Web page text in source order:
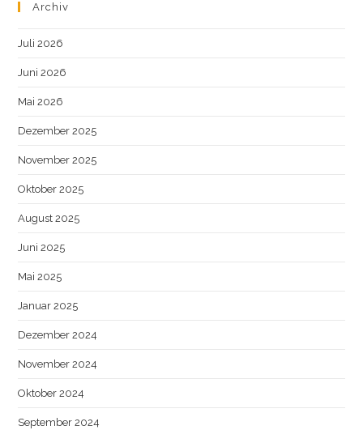
Archiv
Juli 2026
Juni 2026
Mai 2026
Dezember 2025
November 2025
Oktober 2025
August 2025
Juni 2025
Mai 2025
Januar 2025
Dezember 2024
November 2024
Oktober 2024
September 2024